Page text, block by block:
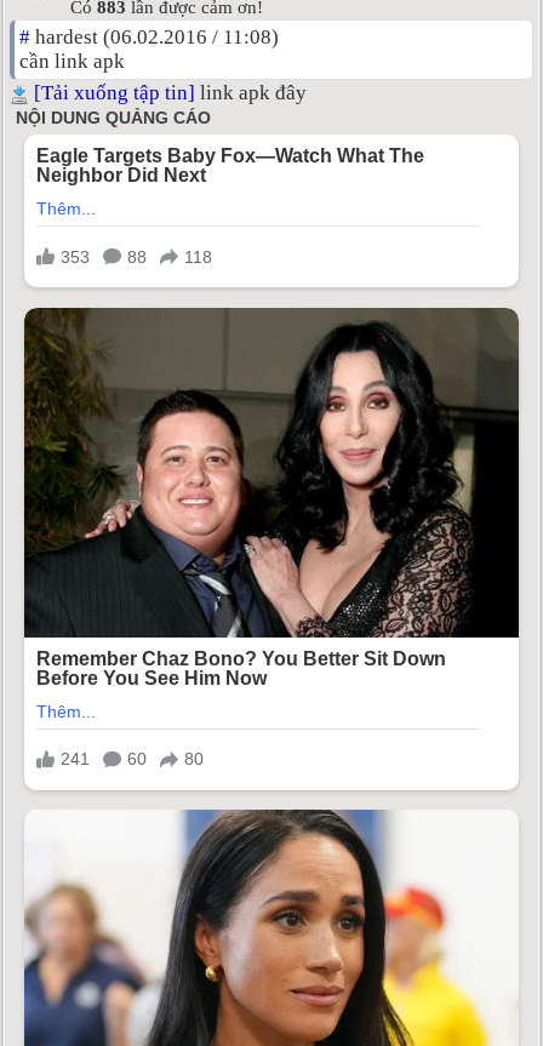
Có 883 lần được cảm ơn!
# hardest (06.02.2016 / 11:08)
cần link apk
[Tải xuống tập tin] link apk đây